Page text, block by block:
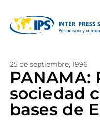
25 de septiembre, 1996
PANAMA:
sociedad
bases de